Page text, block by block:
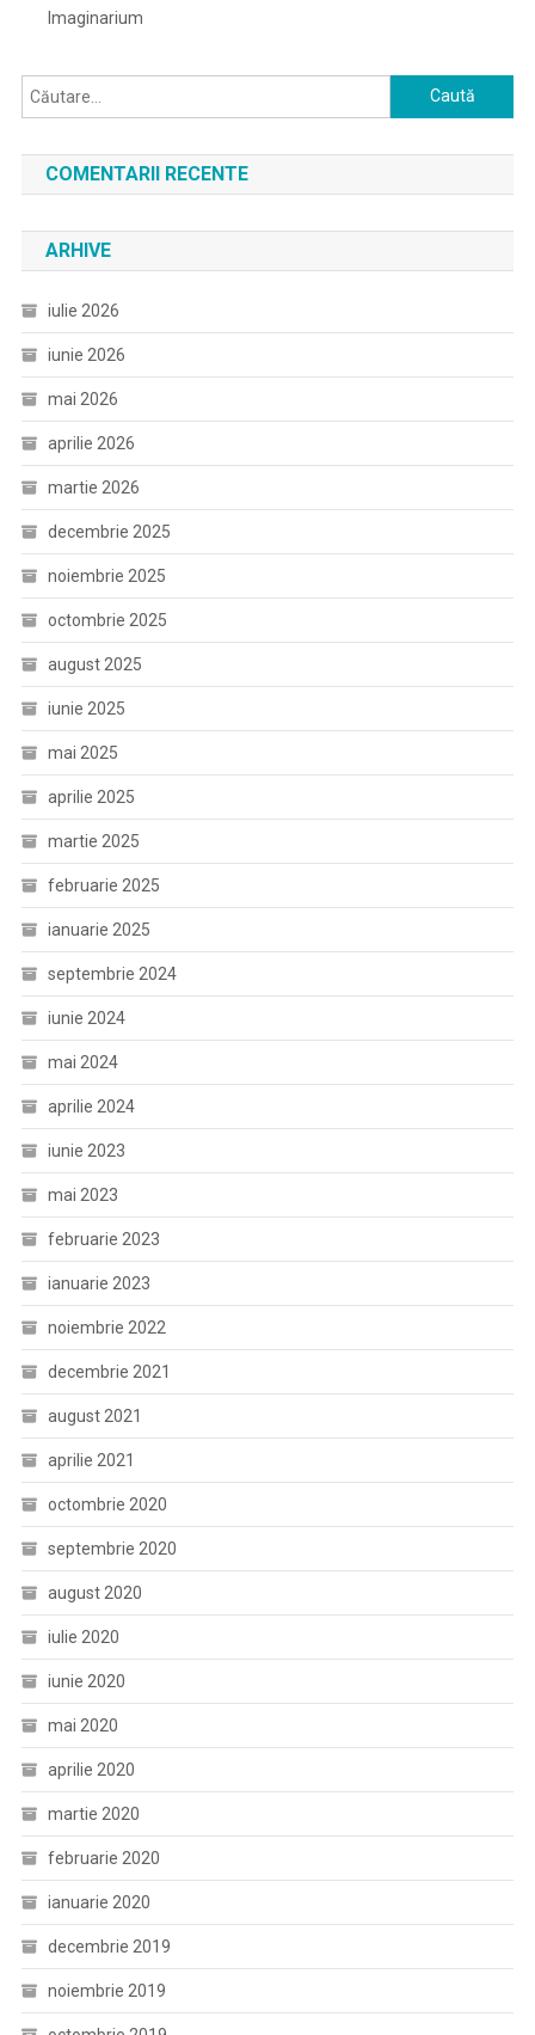
Imaginarium
Caută
după:
COMENTARII RECENTE
ARHIVE
iulie 2026
iunie 2026
mai 2026
aprilie 2026
martie 2026
decembrie 2025
noiembrie 2025
octombrie 2025
august 2025
iunie 2025
mai 2025
aprilie 2025
martie 2025
februarie 2025
ianuarie 2025
septembrie 2024
iunie 2024
mai 2024
aprilie 2024
iunie 2023
mai 2023
februarie 2023
ianuarie 2023
noiembrie 2022
decembrie 2021
august 2021
aprilie 2021
octombrie 2020
septembrie 2020
august 2020
iulie 2020
iunie 2020
mai 2020
aprilie 2020
martie 2020
februarie 2020
ianuarie 2020
decembrie 2019
noiembrie 2019